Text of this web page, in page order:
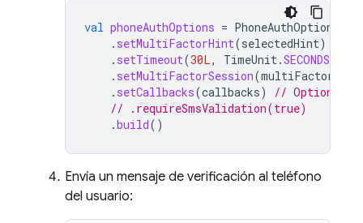
val phoneAuthOptions = PhoneAuthOptions
. setMultiFactorHint(selectedHint)
. setTimeout(30L, TimeUnit.SECONDS
. setMultiFactorSession(
. setCallbacks(callbacks)
//
// .requireSmsValidation(true)
.build()
Envía un mensaje de verificación al teléfono
del usuario: